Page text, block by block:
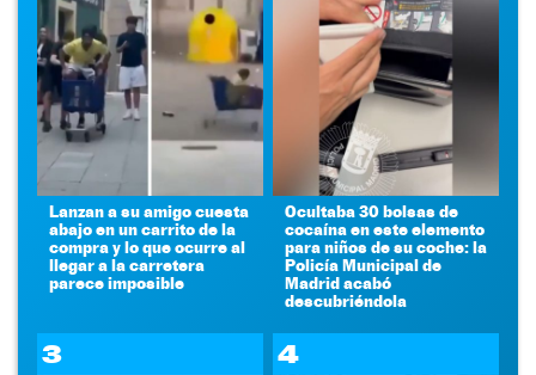
Lanzan a su amigo cuesta
abajo en un carrito de la
compra y lo que ocurre al
llegar a la carretera
parece imposible
Ocultaba 30 bolsas de
cocaína en este elemento
para niños de su coche: la
Policía Municipal de
Madrid acabó
descubriéndola
3 4